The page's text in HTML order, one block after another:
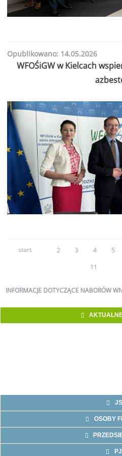
Opublikowano: 14.05.2026
WFOŚiGW w Kielcach
start 2 3 4 5
11
INFORMACJEDOTYCZĄCE NABORÓW
OSOBY